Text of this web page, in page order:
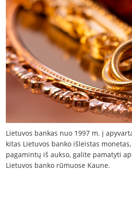
Lietuvos bankas nuo 1997 m. į
kitas Lietuvos banko išleistas
pagamintų iš aukso, galite pamatyti
Lietuvos banko rūmuose Kaune.